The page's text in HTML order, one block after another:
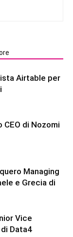
Airtable per
CEO di Nozomi
Managing
e Grecia di
Vice
Data4